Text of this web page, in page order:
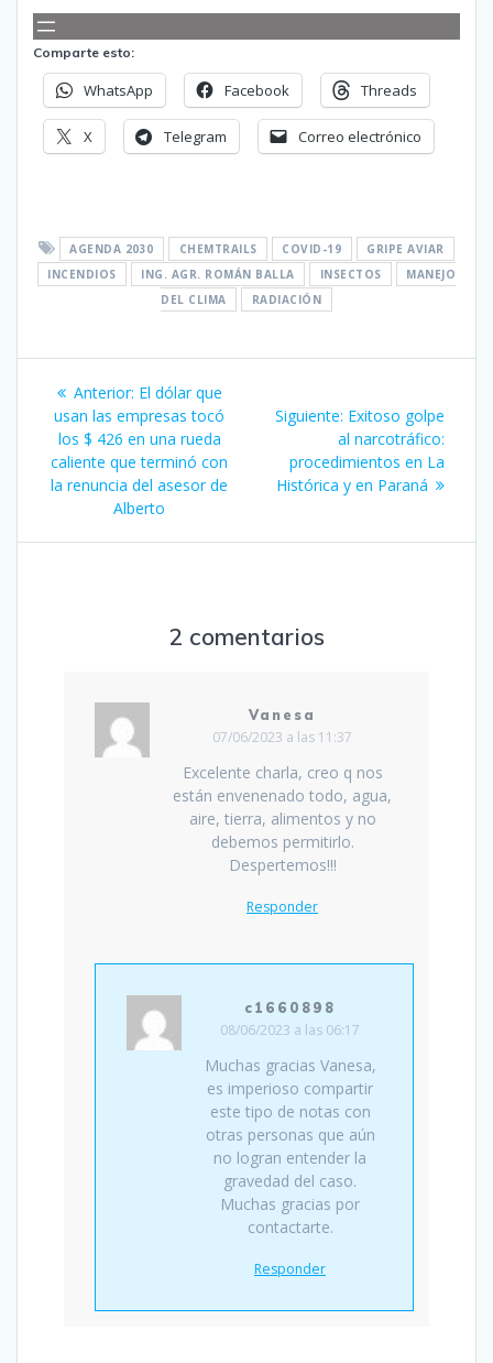
Comparte esto:
WhatsApp Facebook Threads
X Telegram Correo electrónico
AGENDA 2030 CHEMTRAILS COVID-19
GRIPE AVIAR
INCENDIOS
ING. AGR. ROMÁN BALLA INSECTOS
MANEJO
DEL CLIMA
RADIACIÓN
Navegación
de
entradas
Anterior: Entrada
anterior:
El dólar que
usan las empresas tocó
los $ 426 en una rueda
caliente que terminó con
la renuncia del asesor de
Alberto
Siguiente: Siguiente
entrada:
Exitoso golpe
al narcotráfico:
procedimientos en La
Histórica y en Paraná
2 comentarios
Vanesa
07/06/2023 a las 11:37
Excelente charla, creo q nos
están envenenado todo, agua,
aire, tierra, alimentos y no
debemos permitirlo.
Despertemos!!!
Responder
c1660898
08/06/2023 a las 06:17
Muchas gracias Vanesa,
es imperioso compartir
este tipo de notas con
otras personas que aún
no logran entender la
gravedad del caso.
Muchas gracias por
contactarte.
Responder